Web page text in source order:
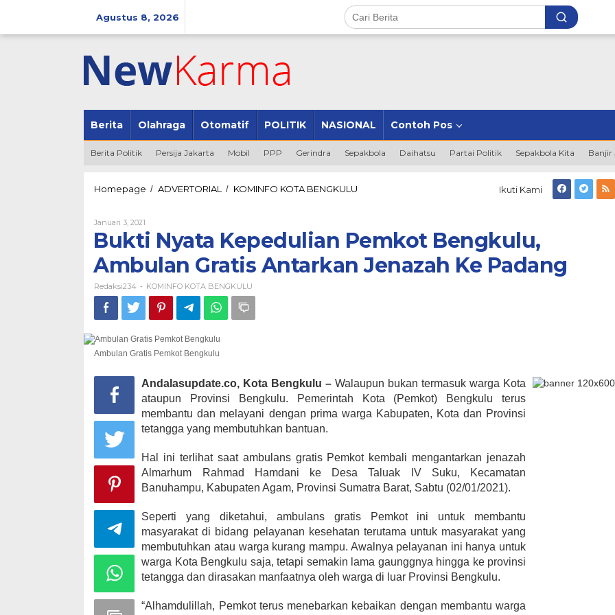
Agustus 8, 2026
Berita Olahraga Otomatif POLITIK NASIONAL Contoh Pos
Berita Politik Persija Jakarta Mobil PPP Gerindra Sepakbola Daihatsu Partai Politik Sepakbola Kita Banjir
Homepage / ADVERTORIAL / KOMINFO KOTA BENGKULU
Bengkulu,
Ambulan
Gratis
Antarkan
Ikuti Kami
Januari 3, 2021
Redaksi234
Bukti Nyata Kepedulian Pemkot Bengkulu,
Ambulan Gratis Antarkan Jenazah Ke Padang
Redaksi234 - KOMINFO KOTA BENGKULU
Ambulan Gratis Pemkot Bengkulu
Andalasupdate.co, Kota Bengkulu – Walaupun bukan termasuk warga Kota
ataupun Provinsi Bengkulu. Pemerintah Kota (Pemkot) Bengkulu terus
membantu dan melayani dengan prima warga Kabupaten, Kota dan Provinsi
tetangga yang membutuhkan bantuan.
Hal ini terlihat saat ambulans gratis Pemkot kembali mengantarkan jenazah
Almarhum Rahmad Hamdani ke Desa Taluak IV Suku, Kecamatan
Banuhampu, Kabupaten Agam, Provinsi Sumatra Barat, Sabtu (02/01/2021).
Seperti yang diketahui, ambulans gratis Pemkot ini untuk membantu
masyarakat di bidang pelayanan kesehatan terutama untuk masyarakat yang
membutuhkan atau warga kurang mampu. Awalnya pelayanan ini hanya untuk
warga Kota Bengkulu saja, tetapi semakin lama gaunggnya hingga ke provinsi
tetangga dan dirasakan manfaatnya oleh warga di luar Provinsi Bengkulu.
“Alhamdulillah, Pemkot terus menebarkan kebaikan dengan membantu warga
Kabupaten Kaur Janjikan Satu
desa Satu Ambulans
Di KOMINFO KOTA BENGKULU,
POLITIK
November 1, 2020
393 Peserta MTQ ke-XXXV Siap
Tempur Rebut Juara Dibuka